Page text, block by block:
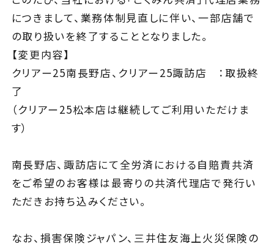
（新車・中古車販売）
店舗案内
南長野店
諏訪店
WEBチラシ
お知らせ・キャンペーン
につきまして、業務体制見直しに伴い、一部店舗で
の取り扱いを終了することとなりました。
【変更内容】
クリアー25南長野店、クリアー25諏訪店 ：取扱終
了
（クリアー25松本店は継続してご利用いただけま
す）
南長野店、諏訪店にて全労済における自賠責共済
をご希望のお客様は最寄りの共済代理店で発行い
ただきお持ち込みください。
なお、損害保険ジャパン、三井住友海上火災保険の